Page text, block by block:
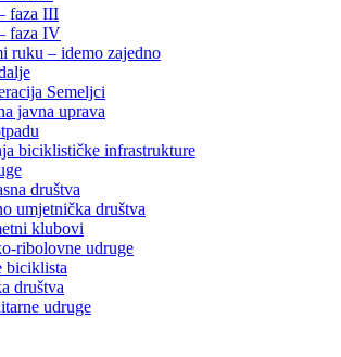
faza III
faza IV
ruku – idemo zajedno
Semeljci
javna uprava
biciklističke infrastrukture
društva
umjetnička društva
klubovi
ribolovne udruge
biciklista
društva
udruge